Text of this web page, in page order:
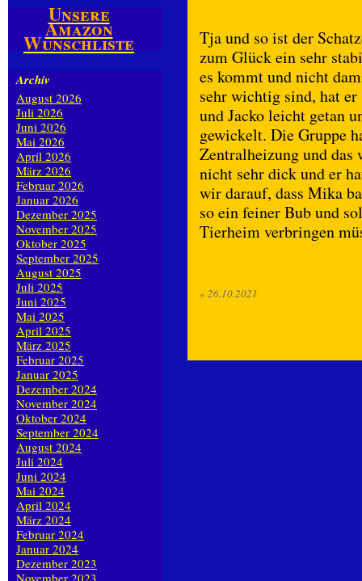
Tja und so ist der
zum Glück ein sehr
es kommt und nicht
sehr wichtig sind, hat
und Jacko leicht getan
gewickelt. Die Gruppe
Zentralheizung und
nicht sehr dick und er
wir darauf, dass Mika
so ein feiner Bub und
Tierheim verbringen
« 26.10.2021
Unsere
Amazon
Wunschliste
Archiv
August 2026
Juli 2026
Juni 2026
Mai 2026
April 2026
März 2026
Februar 2026
Januar 2026
Dezember 2025
November 2025
Oktober 2025
September 2025
August 2025
Juli 2025
Juni 2025
Mai 2025
April 2025
März 2025
Februar 2025
Januar 2025
Dezember 2024
November 2024
Oktober 2024
September 2024
August 2024
Juli 2024
Juni 2024
Mai 2024
April 2024
März 2024
Februar 2024
Januar 2024
Dezember 2023
November 2023